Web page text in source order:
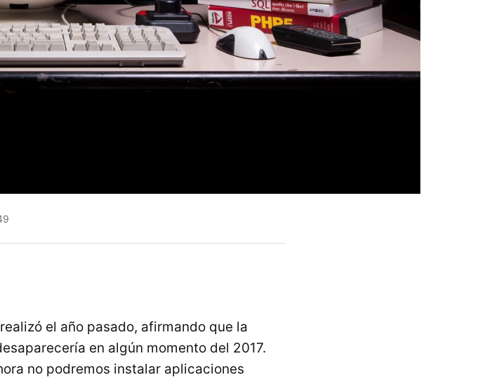
el año pasado, afirmando que la
en algún momento del 2017.
no podremos instalar aplicaciones